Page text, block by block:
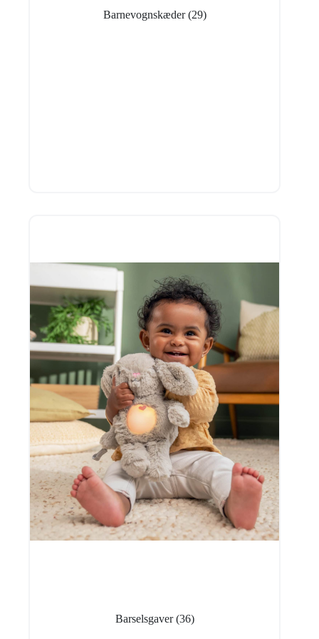
Barnevognskæder(29)
Barselsgaver(36)